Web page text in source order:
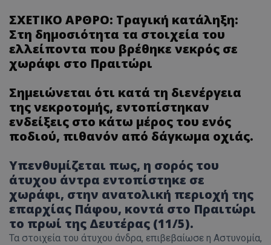
ΣΧΕΤΙΚΟ ΑΡΘΡΟ: Τραγική κατάληξη:
Στη δημοσιότητα τα στοιχεία του
ελλείποντα που βρέθηκε νεκρός σε
χωράφι στο Πραιτώρι
Σημειώνεται ότι κατά τη διενέργεια
της νεκροτομής, εντοπίστηκαν
ενδείξεις στο κάτω μέρος του ενός
ποδιού, πιθανόν από δάγκωμα οχιάς.
Υπενθυμίζεται πως, η σορός του
άτυχου άντρα εντοπίστηκε σε
χωράφι, στην ανατολική περιοχή της
επαρχίας Πάφου, κοντά στο Πραιτώρι
το πρωί της Δευτέρας (11/5).
Τα στοιχεία του άτυχου άνδρα, επιβεβαίωσε η Αστυνομία,